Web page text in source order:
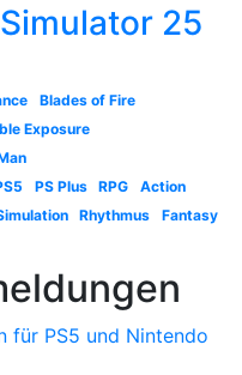
25
Blades of Fire
Exposure
PS Plus RPG
Action
Rhythmus
Fantasy